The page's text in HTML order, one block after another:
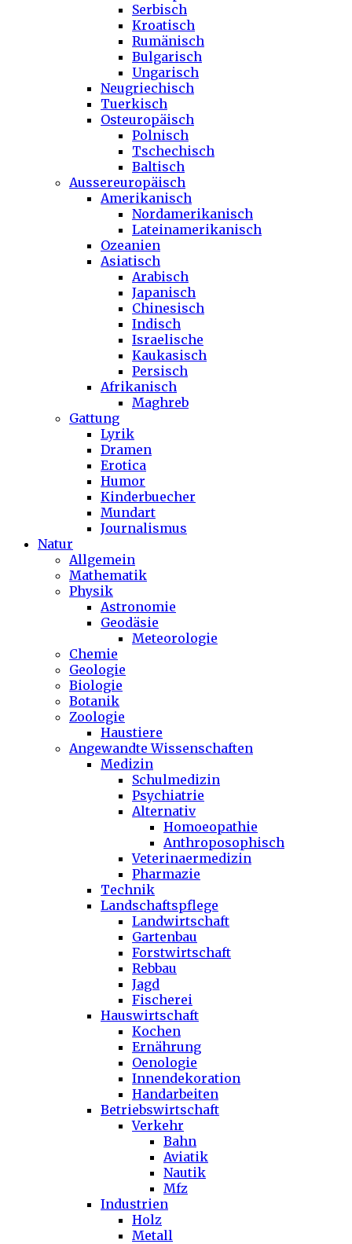
Serbisch
Kroatisch
Rumänisch
Bulgarisch
Ungarisch
Neugriechisch
Tuerkisch
Osteuropäisch
Polnisch
Tschechisch
Baltisch
Aussereuropäisch
Amerikanisch
Nordamerikanisch
Lateinamerikanisch
Ozeanien
Asiatisch
Arabisch
Japanisch
Chinesisch
Indisch
Israelische
Kaukasisch
Persisch
Afrikanisch
Maghreb
Gattung
Lyrik
Dramen
Erotica
Humor
Kinderbuecher
Mundart
Journalismus
Natur
Allgemein
Mathematik
Physik
Astronomie
Geodäsie
Meteorologie
Chemie
Geologie
Biologie
Botanik
Zoologie
Haustiere
Angewandte Wissenschaften
Medizin
Schulmedizin
Psychiatrie
Alternativ
Homoeopathie
Anthroposophisch
Veterinaermedizin
Pharmazie
Technik
Landschaftspflege
Landwirtschaft
Gartenbau
Forstwirtschaft
Rebbau
Jagd
Fischerei
Hauswirtschaft
Kochen
Ernährung
Oenologie
Innendekoration
Handarbeiten
Betriebswirtschaft
Verkehr
Bahn
Aviatik
Nautik
Mfz
Industrien
Holz
Metall